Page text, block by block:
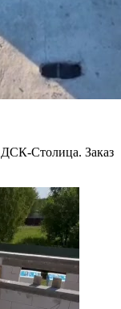
Столица. Заказ